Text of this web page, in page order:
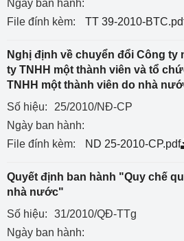
Ngày ban hành:
File đính kèm:
TT 39-2010-
Nghị định về chuyển đổi Công ty
ty TNHH một thành viên và tổ
TNHH một thành viên do nhà
Số hiệu:
25/2010/NĐ-CP
Ngày ban hành:
File đính kèm:
ND 25-2010-CP.pdf
Quyết định ban hành "Quy chế
nhà nước"
Số hiệu:
31/2010/QĐ-TTg
Ngày ban hành: